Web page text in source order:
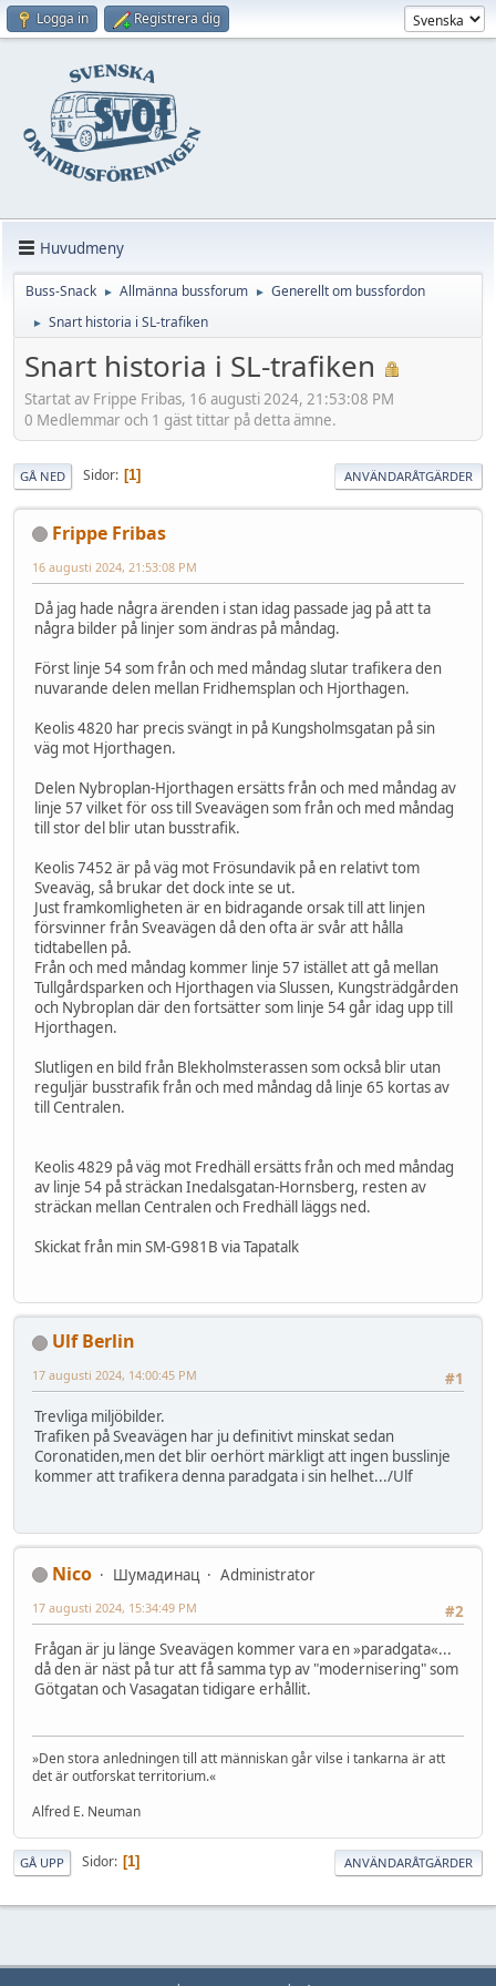
Logga in Registrera dig
Huvudmeny
Buss-Snack ► Allmänna bussforum ► Generellt om bussfordon
► Snart historia i SL-trafiken
Snart historia i SL-trafiken
Startat av Frippe Fribas, 16 augusti 2024, 21:53:08 PM
0 Medlemmar och 1 gäst tittar på detta ämne.
GÅ NED Sidor 1 ANVÄNDARÅTGÄRDER
Frippe Fribas
16 augusti 2024, 21:53:08 PM
Då jag hade några ärenden i stan idag passade jag på att ta
några bilder på linjer som ändras på måndag.
Först linje 54 som från och med måndag slutar trafikera den
nuvarande delen mellan Fridhemsplan och Hjorthagen.
Keolis 4820 har precis svängt in på Kungsholmsgatan på sin
väg mot Hjorthagen.
Delen Nybroplan-Hjorthagen ersätts från och med måndag av
linje 57 vilket för oss till Sveavägen som från och med måndag
till stor del blir utan busstrafik.
Keolis 7452 är på väg mot Frösundavik på en relativt tom
Sveaväg, så brukar det dock inte se ut.
Just framkomligheten är en bidragande orsak till att linjen
försvinner från Sveavägen då den ofta är svår att hålla
tidtabellen på.
Från och med måndag kommer linje 57 istället att gå mellan
Tullgårdsparken och Hjorthagen via Slussen, Kungsträdgården
och Nybroplan där den fortsätter som linje 54 går idag upp till
Hjorthagen.
Slutligen en bild från Blekholmsterassen som också blir utan
reguljär busstrafik från och med måndag då linje 65 kortas av
till Centralen.
Keolis 4829 på väg mot Fredhäll ersätts från och med måndag
av linje 54 på sträckan Inedalsgatan-Hornsberg, resten av
sträckan mellan Centralen och Fredhäll läggs ned.
Skickat från min SM-G981B via Tapatalk
Ulf Berlin
#1
17 augusti 2024, 14:00:45 PM
Trevliga miljöbilder.
Trafiken på Sveavägen har ju definitivt minskat sedan
Coronatiden,men det blir oerhört märkligt att ingen busslinje
kommer att trafikera denna paradgata i sin helhet.../Ulf
Nico Шумадинац
Administrator
#2
17 augusti 2024, 15:34:49 PM
Frågan är ju länge Sveavägen kommer vara en »paradgata«...
då den är näst på tur att få samma typ av "modernisering" som
Götgatan och Vasagatan tidigare erhållit.
»Den stora anledningen till att människan går vilse i tankarna är att
det är outforskat territorium.«
Alfred E. Neuman
GÅ UPP Sidor 1 ANVÄNDARÅTGÄRDER